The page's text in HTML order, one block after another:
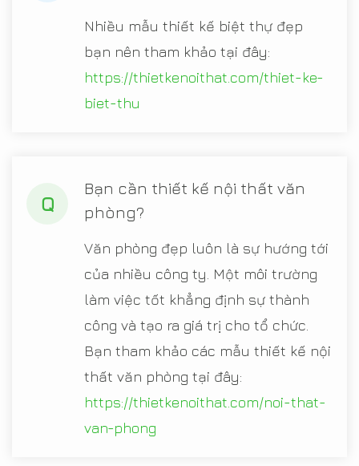
Nhiều mẫu thiết kế biệt thự đẹp
bạn nên tham khảo tại đây:
https://thietkenoithat.com/thiet-ke-
biet-thu
Q
Bạn cần thiết kế nội thất văn
phòng?
Văn phòng đẹp luôn là sự hướng tới
của nhiều công ty. Một môi trường
làm việc tốt khẳng định sự thành
công và tạo ra giá trị cho tổ chức.
Bạn tham khảo các mẫu thiết kế nội
thất văn phòng tại đây:
https://thietkenoithat.com/noi-that-
van-phong